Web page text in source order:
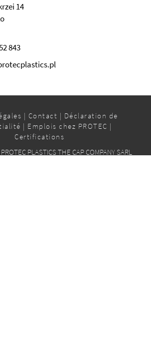
14
843
| Contact | Déclaration de
| Emplois chez PROTEC |
Certifications
PLASTICS THE CAP COMPANY SARL